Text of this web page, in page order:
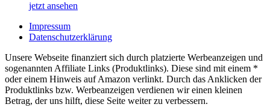
jetzt ansehen
Impressum
Datenschutzerklärung
Unsere Webseite finanziert sich durch platzierte Werbeanzeigen und
sogenannten Affiliate Links (Produktlinks). Diese sind mit einem *
oder einem Hinweis auf Amazon verlinkt. Durch das Anklicken der
Produktlinks bzw. Werbeanzeigen verdienen wir einen kleinen
Betrag, der uns hilft, diese Seite weiter zu verbessern.